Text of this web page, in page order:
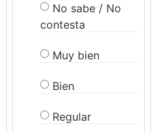
No sabe / No
contesta
Muy bien
Bien
Regular